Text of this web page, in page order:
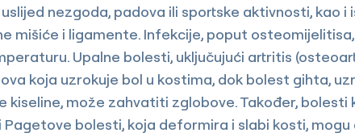
nezgoda, padova ili sportske aktivnosti, kao i
mišiće i ligamente. Infekcije, poput
Upalne bolesti, uključujući artritis
koja uzrokuje bol u kostima, dok bolest gihta,
kiseline, može zahvatiti zglobove. Također, bolesti
bolesti, koja deformira i slabi kosti,